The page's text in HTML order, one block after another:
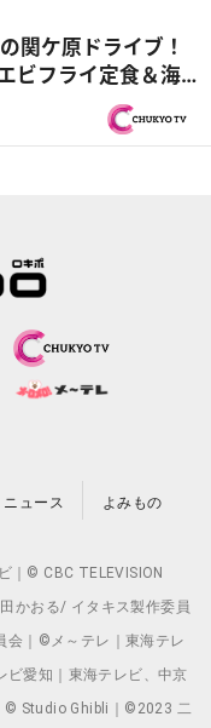
関ケ原ドライブ！
ビフライ定食＆海
題！？『PS純金
ニュース よみもの
｜© CBC TELEVISION
かおる/ イタキス製作委員
会｜©メ～テレ｜東海テレ
ビ愛知｜東海テレビ、中京
© Studio Ghibli｜©2023 二